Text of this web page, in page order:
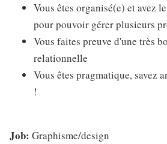
Vous êtes organisé(e) et avez
pour pouvoir gérer plusieurs
Vous faites preuve d'une très
relationnelle
Vous êtes pragmatique, savez
!
Job: Graphisme/design